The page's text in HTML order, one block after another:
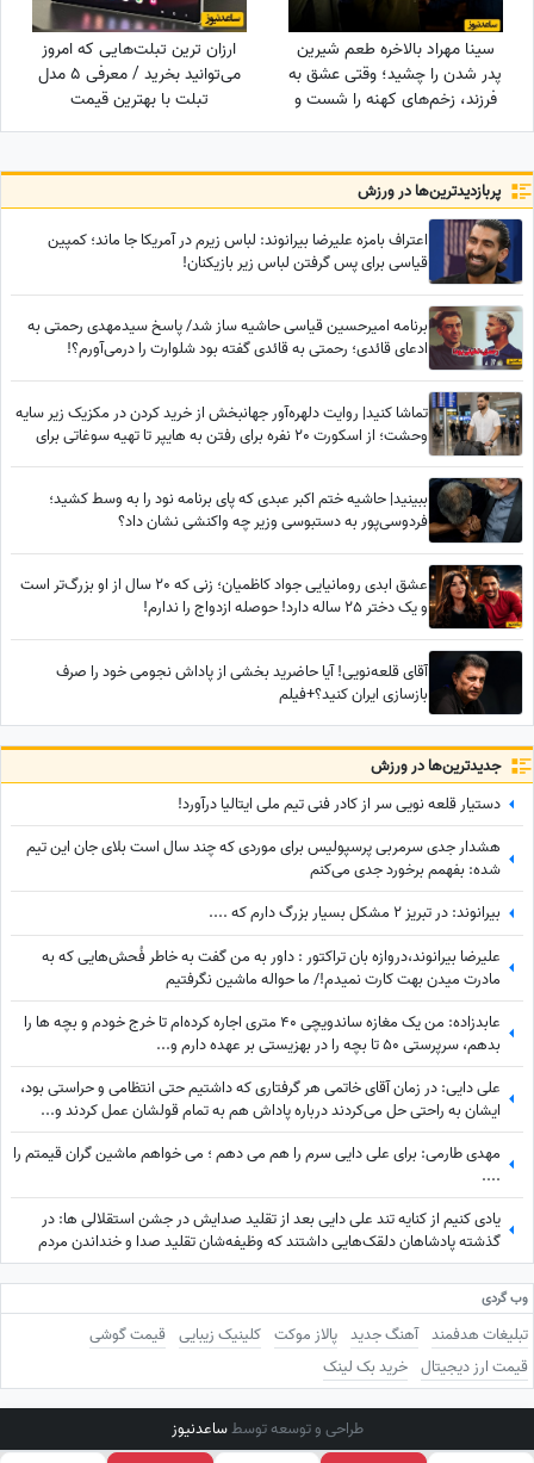
سینا مهراد بالاخره طعم شیرین
پدر شدن را چشید؛ وقتی عشق به
فرزند، زخم‌های کهنه را شست و
در نهایت همان چیزی نصیبش
می‌خواهند!
ارزان ترین تبلت‌هایی که امروز
می‌توانید بخرید / معرفی 5 مدل
تبلت با بهترین قیمت
پربازدید‌ترین‌ها در ورزش
اعتراف بامزه علیرضا بیرانوند: لباس زیرم در آمریکا جا ماند؛ کمپین
قیاسی برای پس گرفتن لباس‌ زیر بازیکنان!
برنامه امیرحسین قیاسی حاشیه ساز شد/ پاسخ سیدمهدی رحمتی به
ادعای قائدی؛ رحمتی به قائدی گفته بود شلوارت را درمی‌آورم؟!
تماشا کنید| روایت دلهره‌آور جهانبخش از خرید کردن در مکزیک زیر سایه
وحشت؛ از اسکورت 20 نفره برای رفتن به هایپر تا تهیه سوغاتی برای
ببینید| حاشیه ختم اکبر عبدی که پای برنامه نود را به وسط کشید؛
فردوسی‌پور به دستبوسی وزیر چه واکنشی نشان داد؟
عشق ابدی رومانیایی جواد کاظمیان؛ زنی که 20 سال از او بزرگ‌تر است
و یک دختر 25 ساله دارد! حوصله ازدواج را ندارم!
آقای قلعه‌نویی! آیا حاضرید بخشی از پاداش نجومی خود را صرف
بازسازی ایران کنید؟+فیلم
جدید‌ترین‌ها در ورزش
دستیار قلعه نویی سر از کادر فنی تیم ملی ایتالیا درآورد!
هشدار جدی سرمربی پرسپولیس برای موردی که چند سال است بلای جان این تیم
شده: بفهمم برخورد جدی می‌کنم
بیرانوند: در تبریز 2 مشکل بسیار بزرگ دارم که ....
علیرضا بیرانوند،دروازه بان تراکتور : داور به من گفت به خاطر فُحش‌هایی که به
مادرت میدن بهت کارت نمیدم!/ ما حواله ماشین نگرفتیم
عابدزاده: من یک مغازه ساندویچی 40 متری اجاره کرده‌ام تا خرج خودم و بچه ها را
بدهم، سرپرستی 50 تا بچه را در بهزیستی بر عهده دارم و...
علی دایی: در زمان آقای خاتمی هر گرفتاری‌ که داشتیم حتی انتظامی و حراستی بود،
ایشان به راحتی حل می‌کردند درباره پاداش هم به تمام قولشان عمل کردند و...
مهدی طارمی: برای علی دایی سرم را هم می دهم ؛ می خواهم ماشین گران قیمتم را
....
یادی کنیم از کنایه تند علی دایی بعد از تقلید صدایش در جشن استقلالی ها: در
گذشته پادشاهان دلقک‌هایی داشتند که وظیفه‌شان تقلید صدا و خنداندن مردم
بود+عکس
وب گردی
تبلیغات هدفمند آهنگ جدید پالاز موکت کلینیک زیبایی قیمت گوشی
قیمت ارز دیجیتال خرید بک لینک
طراحی و توسعه توسطساعدنیوز